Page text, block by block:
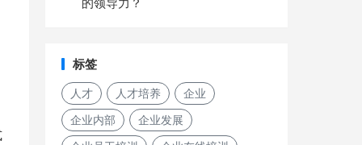
的领导力？
标签
人才 人才培养 企业
企业内部 企业发展